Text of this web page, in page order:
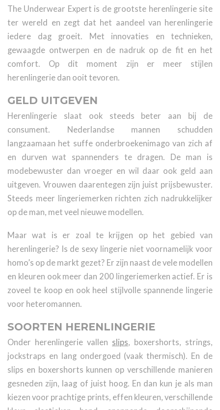
The Underwear Expert is de grootste herenlingerie site
ter wereld en zegt dat het aandeel van herenlingerie
iedere dag groeit. Met innovaties en technieken,
gewaagde ontwerpen en de nadruk op de fit en het
comfort. Op dit moment zijn er meer stijlen
herenlingerie dan ooit tevoren.
GELD UITGEVEN
Herenlingerie slaat ook steeds beter aan bij de
consument. Nederlandse mannen schudden
langzaamaan het suffe onderbroekenimago van zich af
en durven wat spannenders te dragen. De man is
modebewuster dan vroeger en wil daar ook geld aan
uitgeven. Vrouwen daarentegen zijn juist prijsbewuster.
Steeds meer lingeriemerken richten zich nadrukkelijker
op de man, met veel nieuwe modellen.
Maar wat is er zoal te krijgen op het gebied van
herenlingerie? Is de sexy lingerie niet voornamelijk voor
homo’s op de markt gezet? Er zijn naast de vele modellen
en kleuren ook meer dan 200 lingeriemerken actief. Er is
zoveel te koop en ook heel stijlvolle spannende lingerie
voor heteromannen.
SOORTEN HERENLINGERIE
Onder herenlingerie vallen slips, boxershorts, strings,
jockstraps en lang ondergoed (vaak thermisch). En de
slips en boxershorts kunnen op verschillende manieren
gesneden zijn, laag of juist hoog. En dan kun je als man
kiezen voor prachtige prints, effen kleuren, verschillende